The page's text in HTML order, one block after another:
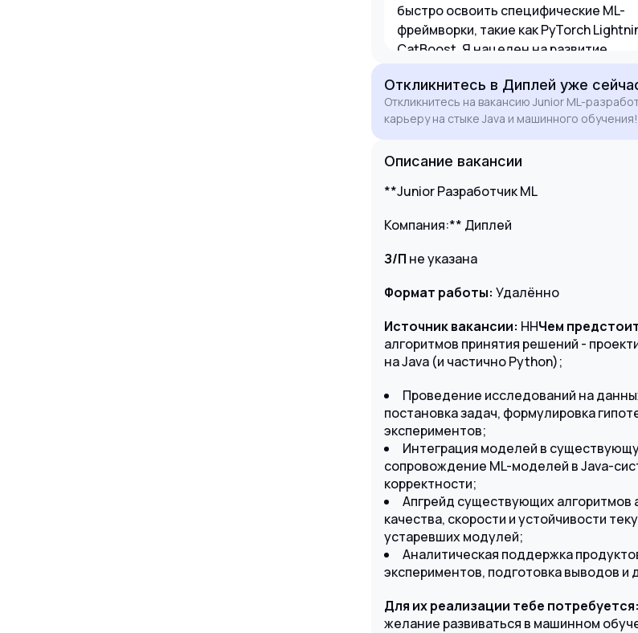
быстро освоить специфические ML-
фреймворки, такие как PyTorch
CatBoost. Я нацелен на развитие
себя задачи по интеграции моделей в
существующую инфраструктуру,
обеспечивая их высокую
работы.
Откликнитесь в Диплей уже
Откликнитесь на вакансию Junior ML-
карьеру на стыке Java и машинного обучения!
Описание вакансии
**Junior Разработчик ML
Компания:** Диплей
З/П не указана
Формат работы: Удалённо
Источник вакансии: HHЧем
алгоритмов принятия решений -
на Java (и частично Python);
Проведение исследований на
постановка задач, формулировка
экспериментов;
Интеграция моделей в
сопровождение ML-моделей в Java-
корректности;
Апгрейд существующих алгоритмов
качества, скорости и устойчивости
устаревших модулей;
Аналитическая поддержка
экспериментов, подготовка выводов и
Для их реализации тебе потребуется:
желание развиваться в машинном